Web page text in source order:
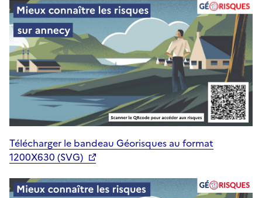
Télécharger le bandeau Géorisques au format
1200X630 (SVG)